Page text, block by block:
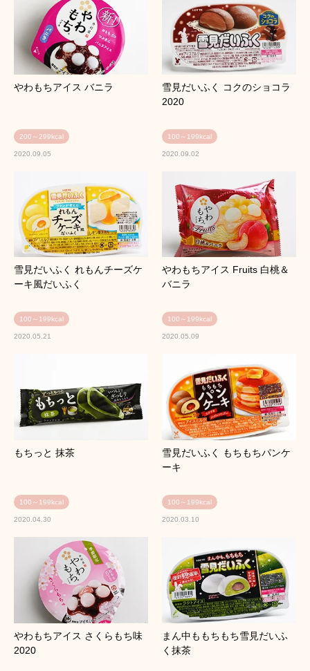
やわもちアイス バニラ
200～299kcal
2020.09.05
雪見だいふく コクのショコラ
2020
100～199kcal
2020.09.02
雪見だいふく れもんチーズケ
ーキ風だいふく
100～199kcal
2020.05.21
やわもちアイス Fruits 白桃＆
バニラ
100～199kcal
2020.05.09
もちっと 抹茶
100～199kcal
2020.04.30
雪見だいふく もちもちパンケ
ーキ
100～199kcal
2020.03.10
やわもちアイス さくらもち味
2020
まん中ももちもち雪見だいふ
く抹茶